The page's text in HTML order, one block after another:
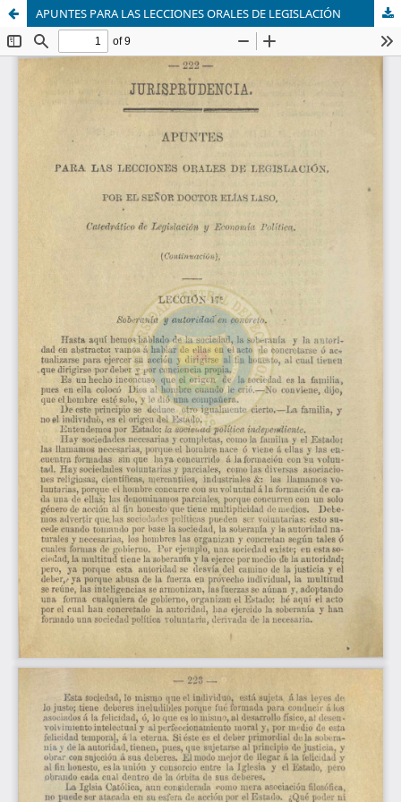
APUNTES PARA LAS LECCIONES ORALES DE LEGISLACIÓN